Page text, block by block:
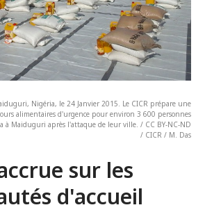
Nigéria, le 24 Janvier 2015. Le CICR prépare une
alimentaires d'urgence pour environ 3 600 personnes
à Maiduguri après l'attaque de leur ville. / CC BY-NC-ND
/ CICR / M. Das
sur les
d'accueil